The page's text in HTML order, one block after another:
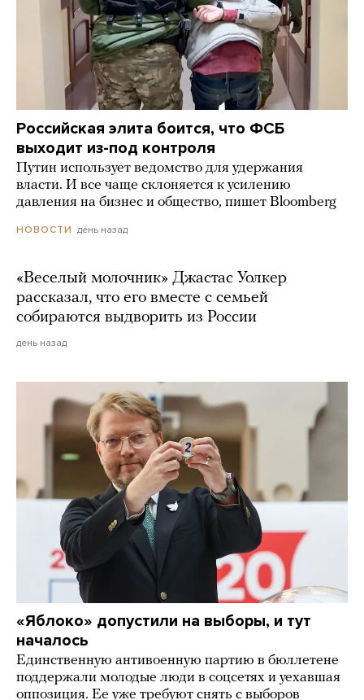
Российская элита боится, что ФСБ
выходит из-под контроля
Путин использует ведомство для удержания
власти. И все чаще склоняется к усилению
давления на бизнес и общество, пишет Bloomberg
НОВОСТИ день назад
«Веселый молочник» Джастас Уолкер
рассказал, что его вместе с семьей
собираются выдворить из России
день назад
«Яблоко» допустили на выборы, и тут
началось
Единственную антивоенную партию в бюллетене
поддержали молодые люди в соцсетях и уехавшая
оппозиция. Ее уже требуют снять с выборов